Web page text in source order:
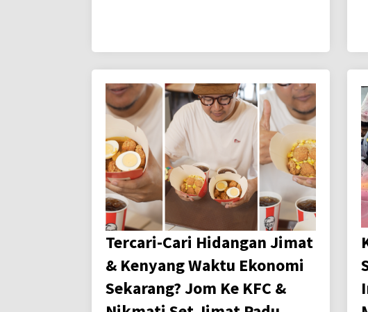
Tercari-Cari Hidangan Jimat
& Kenyang Waktu Ekonomi
Sekarang? Jom Ke KFC &